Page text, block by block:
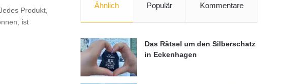
Produkt,
ist
Ähnlich Populär Kommentare
Das Rätsel um den Silberschatz
in Eckenhagen